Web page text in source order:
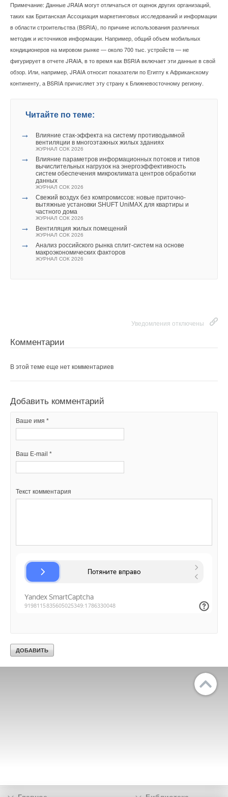
Примечание: Данные JRAIA могут отличаться от оценок других организаций,
таких как Британская Ассоциация маркетинговых исследований и информации
в области строительства (BSRIA), по причине использования различных
методик и источников информации. Например, общий объем мобильных
кондиционеров на мировом рынке — около 700 тыс. устройств — не
фигурирует в отчете JRAIA, в то время как BSRIA включает эти данные в свой
обзор. Или, например, JRAIA относит показатели по Египту к Африканскому
континенту, а BSRIA причисляет эту страну к Ближневосточному региону.
Читайте по теме:
→
Влияние стак‑эффекта на систему противодымной
вентиляции в многоэтажных жилых зданиях
ЖУРНАЛ СОК 2026
→
Влияние параметров информационных потоков и типов
вычислительных нагрузок на энергоэффективность
систем обеспечения микроклимата центров обработки
данных
ЖУРНАЛ СОК 2026
→
Свежий воздух без компромиссов: новые приточно-
вытяжные установки SHUFT UniMAX для квартиры и
частного дома
ЖУРНАЛ СОК 2026
→ Вентиляция жилых помещений
ЖУРНАЛ СОК 2026
→
Анализ российского рынка сплит-систем на основе
макроэкономических факторов
ЖУРНАЛ СОК 2026
Уведомления отключены
Комментарии
В этой теме еще нет комментариев
Добавить комментарий
Ваше имя *
Ваш E-mail *
Текст комментария